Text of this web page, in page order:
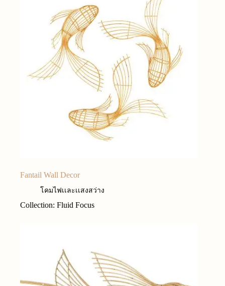
Fantail Wall Decor
โคมไฟเเละเเสงสว่าง
Collection: Fluid Focus